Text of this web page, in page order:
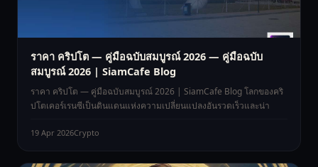
ราคา คริปโต — คู่มือฉบับสมบูรณ์ 2026 — คู่มือฉบับ
สมบูรณ์ 2026 | SiamCafe Blog
ราคา คริปโต — คู่มือฉบับสมบูรณ์ 2026 | SiamCafe Blog โลกของคริ
ปโตเคอร์เรนซีเป็นดินแดนแห่งความเปลี่ยนแปลงอันรวดเร็วและน่า
19 Apr 2026Crypto